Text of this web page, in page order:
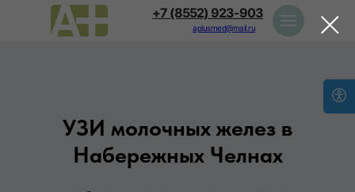
+7 (8552) 923-903
aplusmed@mail.ru
УЗИ молочных желез в
Набережных Челнах